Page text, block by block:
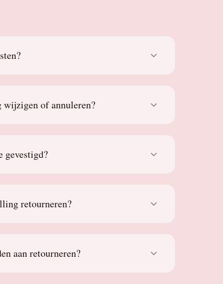
of annuleren?
gevestigd?
retourneren?
aan retourneren?